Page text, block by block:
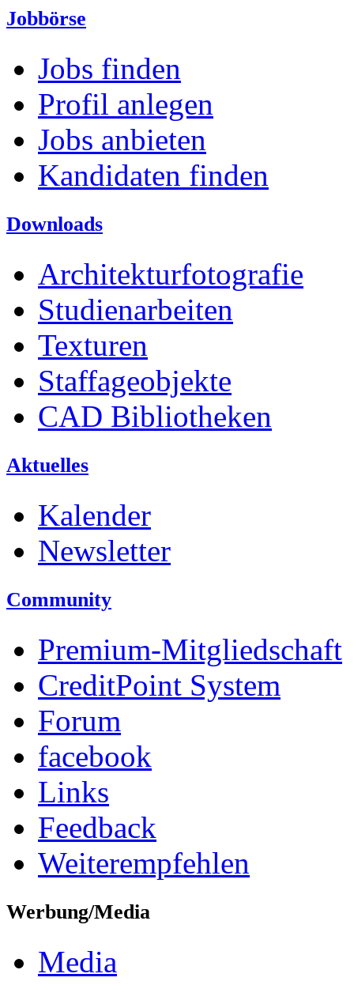
Jobbörse
Jobs finden
Profil anlegen
Jobs anbieten
Kandidaten finden
Downloads
Architekturfotografie
Studienarbeiten
Texturen
Staffageobjekte
CAD Bibliotheken
Aktuelles
Kalender
Newsletter
Community
Premium-Mitgliedschaft
CreditPoint System
Forum
facebook
Links
Feedback
Weiterempfehlen
Werbung/Media
Media